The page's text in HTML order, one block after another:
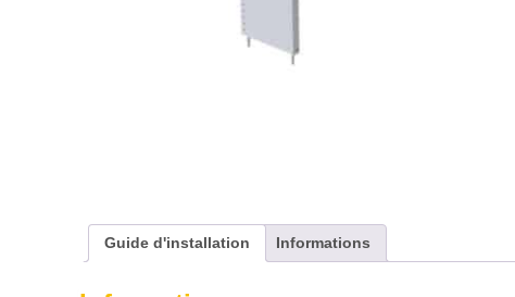
Guide d'installation Informations